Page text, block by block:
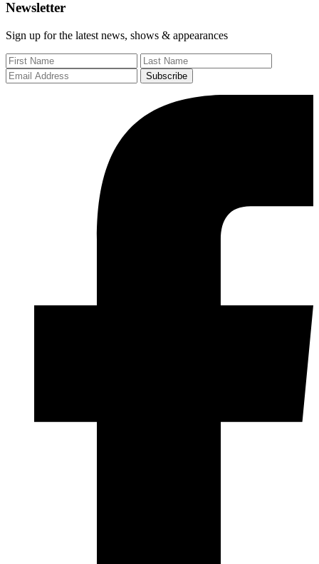
Newsletter
Sign up for the latest news, shows & appearances
Subscribe